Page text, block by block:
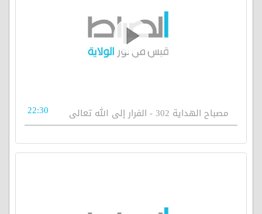
مصباح الهداية 302 - الفرار إلى الله تعالى 22:30